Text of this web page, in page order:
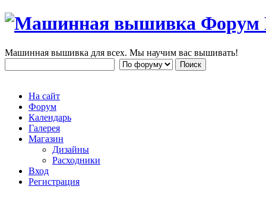
Машинная вышивка для всех. Мы научим вас вышивать!
На сайт
Форум
Календарь
Галерея
Магазин
Дизайны
Расходники
Вход
Регистрация